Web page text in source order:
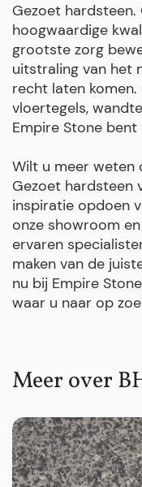
Gezoet hardsteen.
hoogwaardige
grootste zorg
uitstraling van het
recht laten
vloertegels,
Empire Stone
Wilt u meer weten
Gezoet hardsteen
inspiratie opdoen
onze showroom
ervaren
maken van de
nu bij Empire
waar u naar op
Meer over